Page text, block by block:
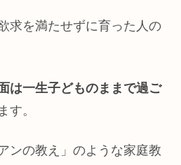
求を満たせずに育った人の
は一生子どものままで過ご
す。
ンの教え」のような家庭教